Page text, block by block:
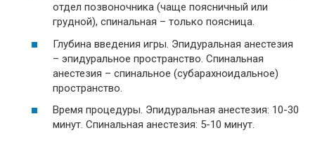
отдел позвоночника (чаще поясничный или
грудной), спинальная – только поясница.
Глубина введения игры. Эпидуральная анестезия
– эпидуральное пространство. Спинальная
анестезия – спинальное (субарахноидальное)
пространство.
Время процедуры. Эпидуральная анестезия: 10-30
минут. Спинальная анестезия: 5-10 минут.